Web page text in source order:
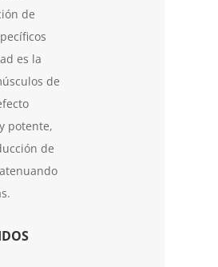
de
es la
de
potente,
de